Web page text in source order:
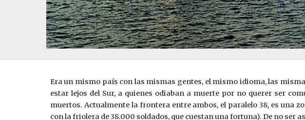
Era un mismo país con las mismas gentes, el mismo idioma, las
estar lejos del Sur, a quienes odiaban a muerte por no querer ser
muertos. Actualmente la frontera entre ambos, el paralelo 38, es una
con la friolera de 38.000 soldados, que cuestan una fortuna). De no ser